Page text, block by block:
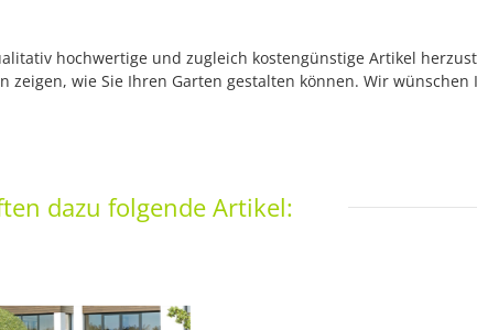
hochwertige und zugleich kostengünstige Artikel
wie Sie Ihren Garten gestalten können. Wir
dazu folgende Artikel: